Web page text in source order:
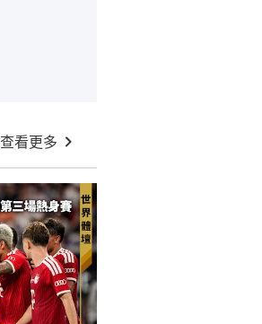
查看更多